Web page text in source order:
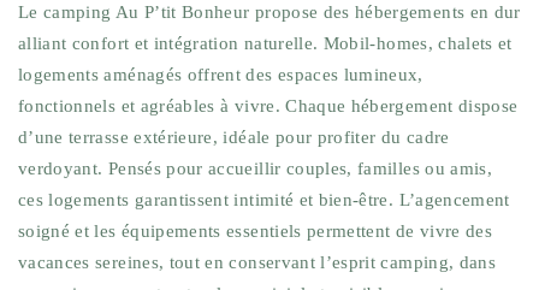
Le camping Au P’tit Bonheur propose des hébergements en dur
alliant confort et intégration naturelle. Mobil-homes, chalets et
logements aménagés offrent des espaces lumineux,
fonctionnels et agréables à vivre. Chaque hébergement dispose
d’une terrasse extérieure, idéale pour profiter du cadre
verdoyant. Pensés pour accueillir couples, familles ou amis,
ces logements garantissent intimité et bien-être. L’agencement
soigné et les équipements essentiels permettent de vivre des
vacances sereines, tout en conservant l’esprit camping, dans